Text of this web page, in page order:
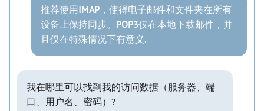
推荐使用IMAP ，使得电子邮件和文件夹在所有
设备上保持同步。 POP3仅在本地下载邮件，并
且仅在特殊情况下有意义.
我在哪里可以找到我的访问数据（服务器、端
口、用户名、密码）?